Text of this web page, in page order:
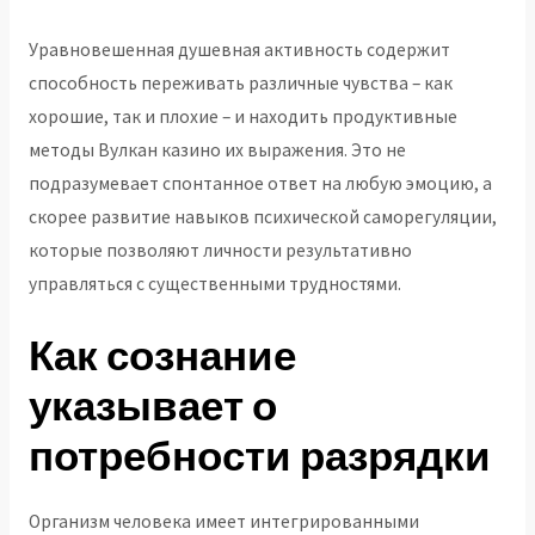
Уравновешенная душевная активность содержит
способность переживать различные чувства – как
хорошие, так и плохие – и находить продуктивные
методы Вулкан казино их выражения. Это не
подразумевает спонтанное ответ на любую эмоцию, а
скорее развитие навыков психической саморегуляции,
которые позволяют личности результативно
управляться с существенными трудностями.
Как сознание
указывает о
потребности разрядки
Организм человека имеет интегрированными